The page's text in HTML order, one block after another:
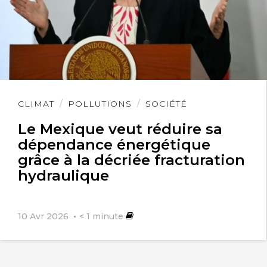
CLIMAT POLLUTIONS SOCIÉTÉ
Le Mexique veut réduire sa
dépendance énergétique
grâce à la décriée fracturation
hydraulique
10 Avr 2026 < 1 minute
Lire